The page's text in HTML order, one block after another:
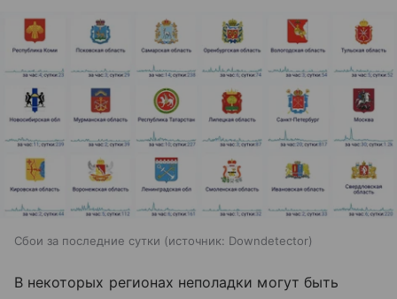
Сбои за последние сутки источник: Downdetector
В некоторых регионах неполадки могут быть